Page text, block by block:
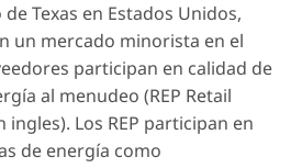
Texas en Estados Unidos,
un mercado minorista en el
participan en calidad de
al menudeo (REP Retail
ingles). Los REP participan en
de energía como